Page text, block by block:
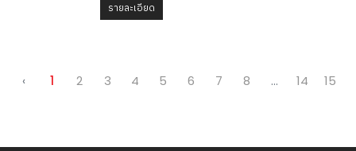
รายละเอียด
‹ 1 2 3 4 5 6 7 8 ... 14 15